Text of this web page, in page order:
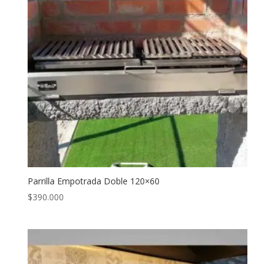
Parrilla Empotrada Doble 120×60
$390.000